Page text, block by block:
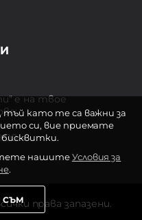
е на твое
ч.
права запазени.
тъй като те са важни за
си, вие приемате
бисквитки.
нашитеУсловия за
.
СЪМ